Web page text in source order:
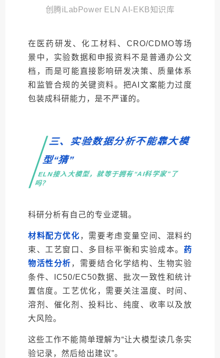
创腾iLabPower ELN AI-EKB知识库
在医药研发、化工材料、CRO/CDMO等场
景中，实验数据和申报资料不是普通办公文
档，而是可能直接影响研发决策、质量体系
和监管合规的关键资料。把AI文案能力过度
包装成科研能力，是不严谨的。
三、实验数据分析不能靠大模
型“猜”
ELN接入大模型，就等于拥有“AI科学家”了
吗？
科研分析有自己的专业逻辑。
材料配方优化 ，需要考虑变量空间、混料约
束、工艺窗口、多目标平衡和实验成本。 药
物活性分析 ，需要结合化学结构、生物实验
条件、IC50/EC50数据、批次一致性和统计
置信度。工艺优化，需要关注温度、时间、
溶剂、催化剂、投料比、纯度、收率以及放
大风险。
这些工作不能简单理解为“让大模型读几条实
验记录，然后给出建议”。